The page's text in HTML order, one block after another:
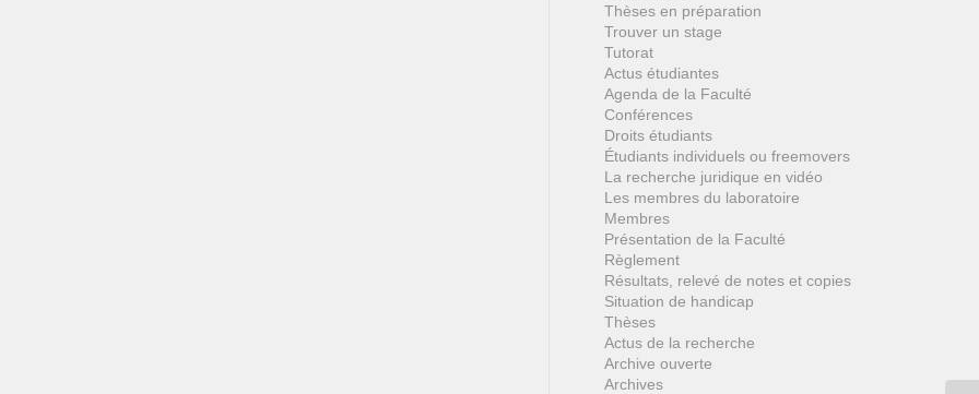
Thèses en préparation
Trouver un stage
Tutorat
Actus étudiantes
Agenda de la Faculté
Conférences
Droits étudiants
Étudiants individuels ou freemovers
La recherche juridique en vidéo
Les membres du laboratoire
Membres
Présentation de la Faculté
Règlement
Résultats, relevé de notes et copies
Situation de handicap
Thèses
Actus de la recherche
Archive ouverte
Archives